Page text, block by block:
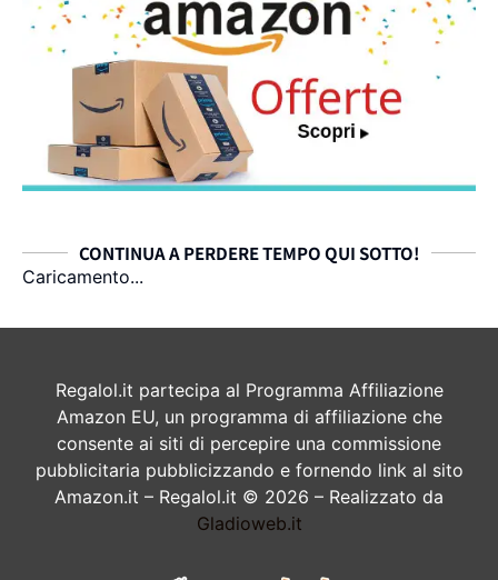
CONTINUA A PERDERE TEMPO QUI SOTTO!
Caricamento...
Regalol.it partecipa al Programma Affiliazione
Amazon EU, un programma di affiliazione che
consente ai siti di percepire una commissione
pubblicitaria pubblicizzando e fornendo link al sito
Amazon.it – Regalol.it © 2026 – Realizzato da
Gladioweb.it